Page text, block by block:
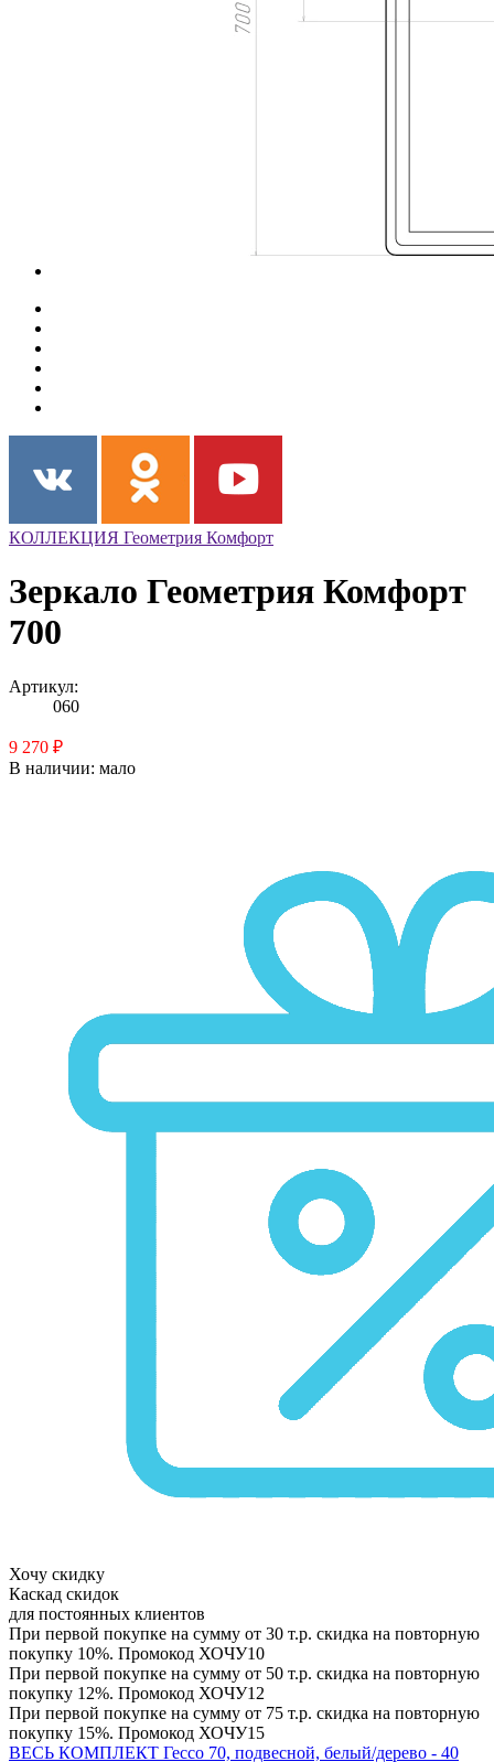
КОЛЛЕКЦИЯ Геометрия Комфорт
Зеркало Геометрия Комфорт
700
Артикул:
060
9 270 ₽
В наличии: мало
Хочу скидку
Каскад скидок
для постоянных клиентов
При первой покупке на сумму от 30 т.р. скидка на повторную
покупку 10%. Промокод ХОЧУ10
При первой покупке на сумму от 50 т.р. скидка на повторную
покупку 12%. Промокод ХОЧУ12
При первой покупке на сумму от 75 т.р. скидка на повторную
покупку 15%. Промокод ХОЧУ15
ВЕСЬ КОМПЛЕКТ Гессо 70, подвесной, белый/дерево - 40